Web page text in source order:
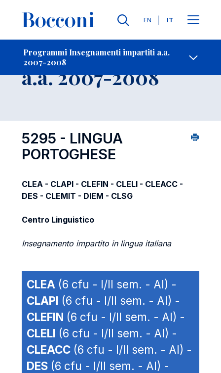
Lingue
EN IT
Programmi Insegnamenti impartiti a.a.
2007-2008
-
Insegnamento
a.a. 2007-2008
5295 - LINGUA
PORTOGHESE
CLEA - CLAPI - CLEFIN - CLELI - CLEACC -
DES - CLEMIT - DIEM - CLSG
Centro Linguistico
Insegnamento impartito in lingua italiana
CLEA (6 cfu - I/II sem. - AI) -
CLAPI (6 cfu - I/II sem. - AI) -
CLEFIN (6 cfu - I/II sem. - AI) -
CLELI (6 cfu - I/II sem. - AI) -
CLEACC (6 cfu - I/II sem. - AI) -
DES (6 cfu - I/II sem. - AI) -